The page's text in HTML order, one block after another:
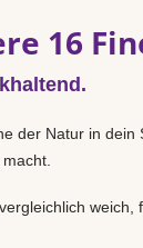
16
der Natur in dein